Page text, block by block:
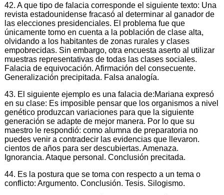
42. A que tipo de falacia corresponde el siguiente texto: Una
revista estadounidense fracasó al determinar al ganador de
las elecciones presidenciales. El problema fue que
únicamente tomo en cuenta a la población de clase alta,
olvidando a los habitantes de zonas rurales y clases
empobrecidas. Sin embargo, otra encuesta aserto al utilizar
muestras representativas de todas las clases sociales.
Falacia de equivocación. Afirmación del consecuente.
Generalización precipitada. Falsa analogía.
43. El siguiente ejemplo es una falacia de:Mariana expresó
en su clase: Es imposible pensar que los organismos a nivel
genético produzcan variaciones para que la siguiente
generación se adapte de mejor manera. Por lo que su
maestro le respondió: como alumna de preparatoria no
puedes venir a contradecir las evidencias que llevaron.
cientos de años para ser descubiertas. Amenaza.
Ignorancia. Ataque personal. Conclusión precitada.
44. Es la postura que se toma con respecto a un tema o
conflicto: Argumento. Conclusión. Tesis. Silogismo.